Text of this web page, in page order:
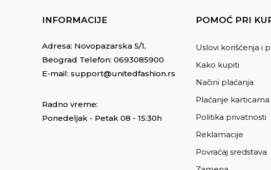
INFORMACIJE
Adresa: Novopazarska 5/1,
Beograd Telefon: 0693085900
E-mail: support@unitedfashion.rs
Radno vreme:
Ponedeljak - Petak 08 - 15:30h
POMOĆ PRI
Uslovi korišćenja i
Kako kupiti
Načini plaćanja
Plaćanje karticama
Politika privatnosti
Reklamacije
Povraćaj sredstava